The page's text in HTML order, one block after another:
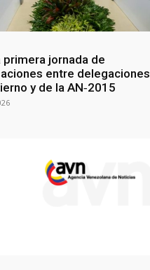
primera jornada de
entre delegaciones
y de la AN‑2015